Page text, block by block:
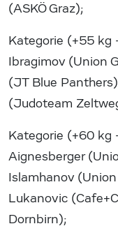
(ASKÖ Graz);
Kategorie (+55 kg
Ibragimov (Union
(JT Blue
(Judoteam
Kategorie (+60 kg
Aignesberger
Islamhanov
Lukanovic
Dornbirn);